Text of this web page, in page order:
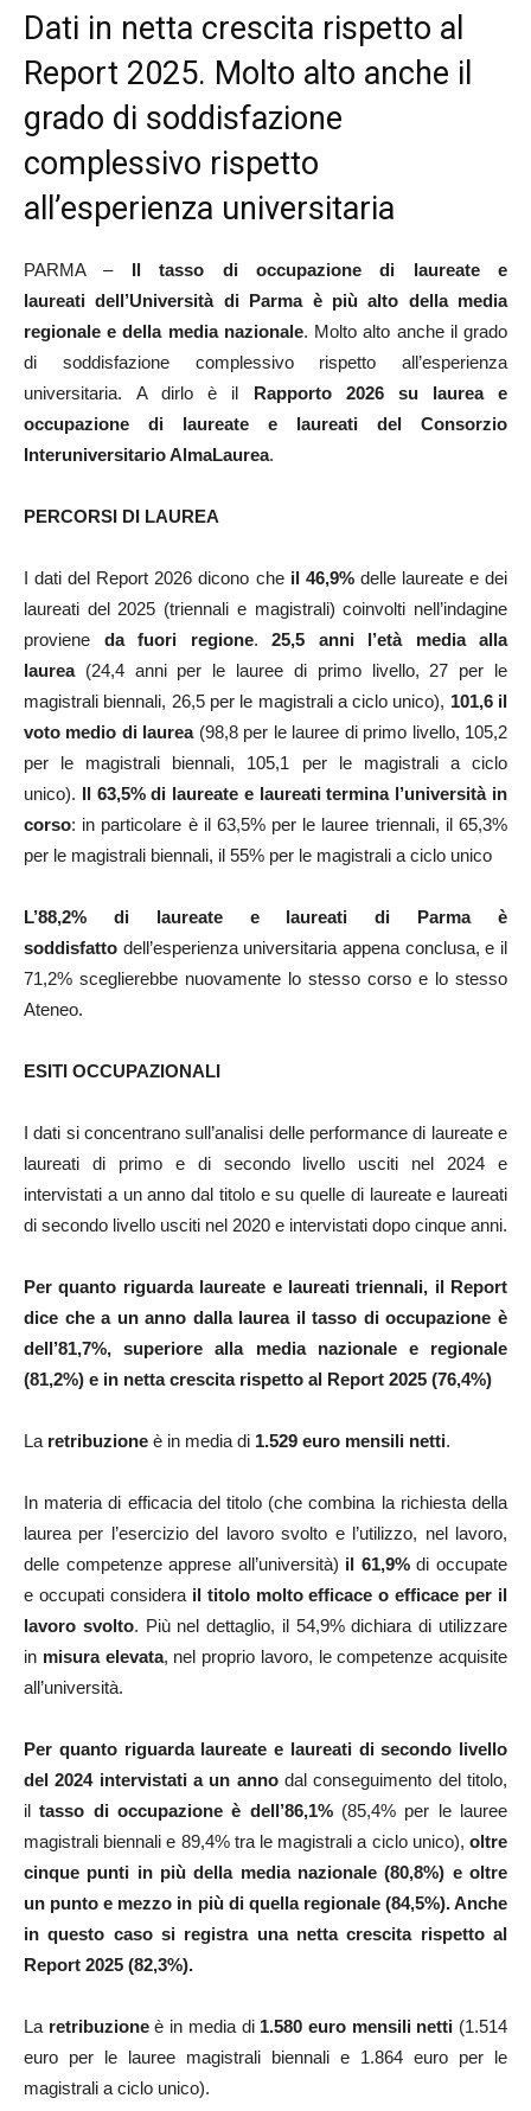
Dati in netta crescita rispetto al
Report 2025. Molto alto anche il
grado di soddisfazione
complessivo rispetto
all’esperienza universitaria
PARMA –Il tasso di occupazionedi laureate e
laureati dell’Università di Parma è più alto della media
regionale e della media nazionale. Molto alto anche il grado
di soddisfazione complessivo rispetto all’esperienza
universitaria. A dirlo è il Rapporto 2026 su laurea e
occupazione di laureate e laureati del Consorzio
Interuniversitario AlmaLaurea.
PERCORSI DI LAUREA
I dati del Report 2026 dicono che il 46,9%delle laureate e dei
laureati del 2025 (triennali e magistrali) coinvolti nell’indagine
proviene da fuori regione. 25,5 anni l’età media alla
laurea(24,4 anni per le lauree di primo livello, 27 per le
magistrali biennali, 26,5 per le magistrali a ciclo unico), 101,6 il
voto medio di laurea (98,8 per le lauree di primo livello, 105,2
per le magistrali biennali, 105,1 per le magistrali a ciclo
unico). Il 63,5% di laureate e laureati termina l’università in
corso: in particolare è il 63,5% per le lauree triennali, il 65,3%
per le magistrali biennali, il 55% per le magistrali a ciclo unico
L’88,2% di laureate e laureati di Parma è
soddisfatto dell’esperienza universitaria appena conclusa, e il
71,2% sceglierebbe nuovamente lo stesso corso e lo stesso
Ateneo.
ESITI OCCUPAZIONALI
I dati si concentrano sull’analisi delle performance di laureate e
laureati di primo e di secondo livello usciti nel 2024 e
intervistati a un anno dal titolo e su quelle di laureate e laureati
di secondo livello usciti nel 2020 e intervistati dopo cinque anni.
Per quanto riguarda laureate e laureati triennali, il Report
dice che a un anno dalla laurea il tasso di occupazione è
dell’81,7%, superiore alla media nazionale e regionale
(81,2%) e in netta crescita rispetto al Report 2025 (76,4%)
La retribuzione è in media di 1.529 euro mensili netti.
In materia di efficacia del titolo (che combina la richiesta della
laurea per l’esercizio del lavoro svolto e l’utilizzo, nel lavoro,
delle competenze apprese all’università) il 61,9%di occupate
e occupati considera il titolo molto efficace o efficace per il
lavoro svolto. Più nel dettaglio, il 54,9% dichiara di utilizzare
in misura elevata, nel proprio lavoro, le competenze acquisite
all’università.
Per quanto riguarda laureate e laureati di secondo livello
del 2024 intervistati a un annodal conseguimento del titolo,
iltasso di occupazione è dell’86,1%(85,4% per le lauree
magistrali biennali e 89,4% tra le magistrali a ciclo unico), oltre
cinque punti in più della media nazionale (80,8%) e oltre
un punto e mezzo in più di quella regionale (84,5%). Anche
in questo caso si registra una netta crescita rispetto al
Report 2025 (82,3%).
La retribuzioneè in media di 1.580 euro mensili netti (1.514
euro per le lauree magistrali biennali e 1.864 euro per le
magistrali a ciclo unico).